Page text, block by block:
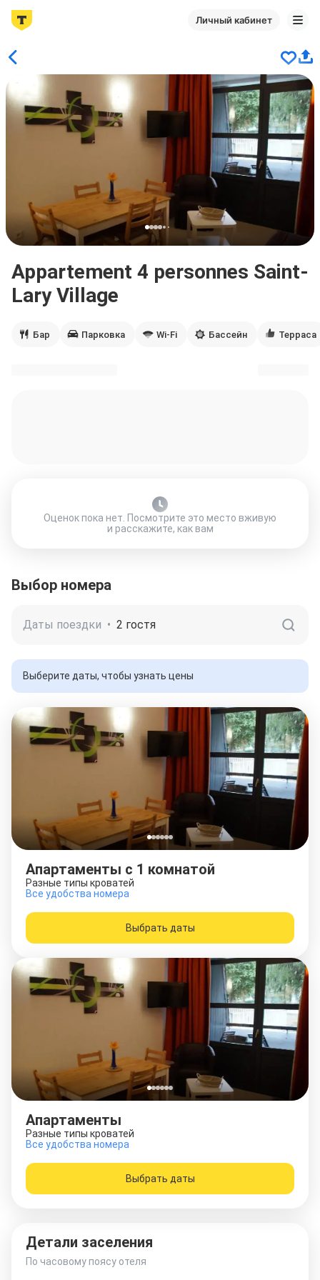
Личный кабинет
Appartement 4 personnes Saint-
Lary Village
Бар Парковка Wi-Fi Бассейн Терраса
Оценок пока нет. Посмотрите это место вживую
и расскажите, как вам
Выбор номера
Даты поездки • 2 гостя
Выберите даты, чтобы узнать цены
Апартаменты c 1 комнатой
Разные типы кроватей
Все удобства номера
Выбрать даты
Апартаменты
Разные типы кроватей
Все удобства номера
Выбрать даты
Детали заселения
По часовому поясу отеля